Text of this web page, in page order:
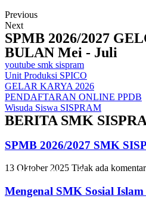
Slide Heading
Slide Heading
Slide Heading
Previous
Next
SPMB 2026/2027
BULAN Mei - Juli
youtube smk sispram
Unit Produksi SPICO
GELAR KARYA 2026
PENDAFTARAN ONLINE PPDB
Wisuda Siswa SISPRAM
BERITA SMK
SPMB 2026/2027 SMK
13 Oktober 2025 Tidak ada komentar
Mengenal SMK Sosial